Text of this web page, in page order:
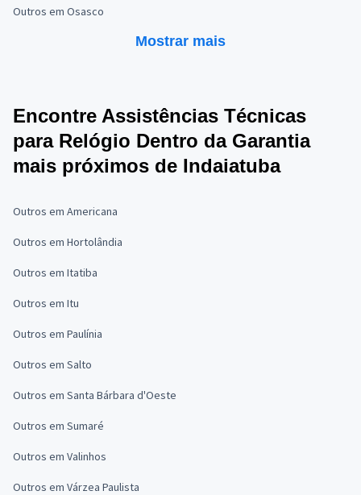
Outros em Osasco
Mostrar mais
Encontre Assistências Técnicas
para Relógio Dentro da Garantia
mais próximos de Indaiatuba
Outros em Americana
Outros em Hortolândia
Outros em Itatiba
Outros em Itu
Outros em Paulínia
Outros em Salto
Outros em Santa Bárbara d'Oeste
Outros em Sumaré
Outros em Valinhos
Outros em Várzea Paulista